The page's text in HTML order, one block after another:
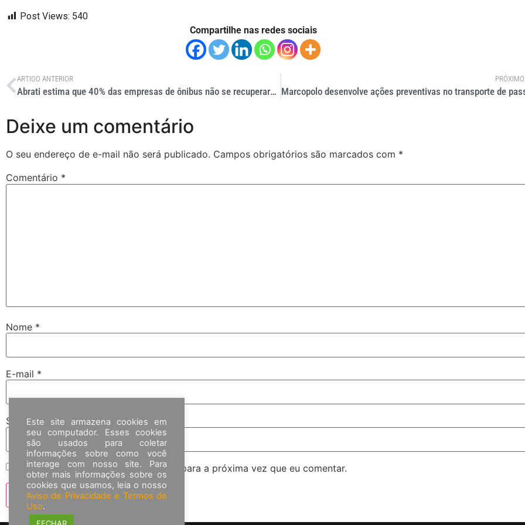
Post Views: 540
Compartilhe nas redes sociais
ARTIGO ANTERIOR
Abrati estima que 40% das empresas de ônibus não se recuperarão da crise
Deixe um comentário
O seu endereço de e-mail não será publicado. Campos obrigatórios são marcados com *
Comentário *
Nome *
E-mail *
Site
Salvar meus dados neste navegador para a próxima vez que eu comentar.
Este site armazena cookies em
seu computador. Esses cookies
são usados para coletar
informações sobre como você
interage com nosso site. Para
obter mais informações sobre os
cookies que usamos, leia o nosso
Aviso de Privacidade e Termos de
Uso.